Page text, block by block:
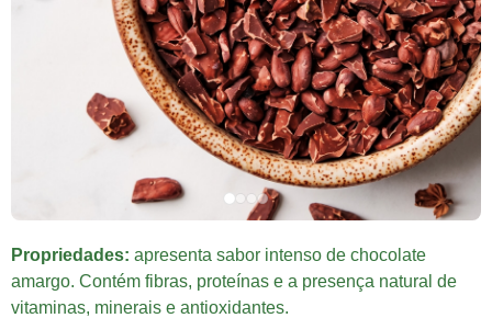
Propriedades: apresenta sabor intenso de chocolate
amargo. Contém fibras, proteínas e a presença natural de
vitaminas, minerais e antioxidantes.